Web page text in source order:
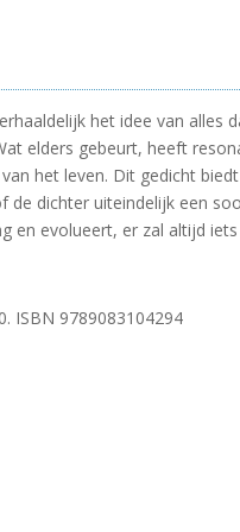
het idee van
elders gebeurt, heeft
het leven. Dit gedicht
dichter uiteindelijk een
en evolueert, er zal altijd
ISBN 9789083104294